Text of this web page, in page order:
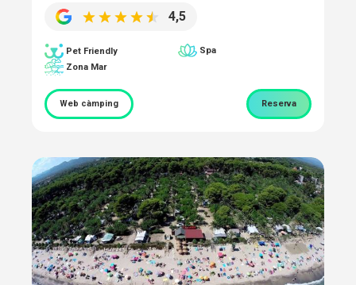
4,5
Pet Friendly
Spa
Zona Mar
Web càmping Reserva